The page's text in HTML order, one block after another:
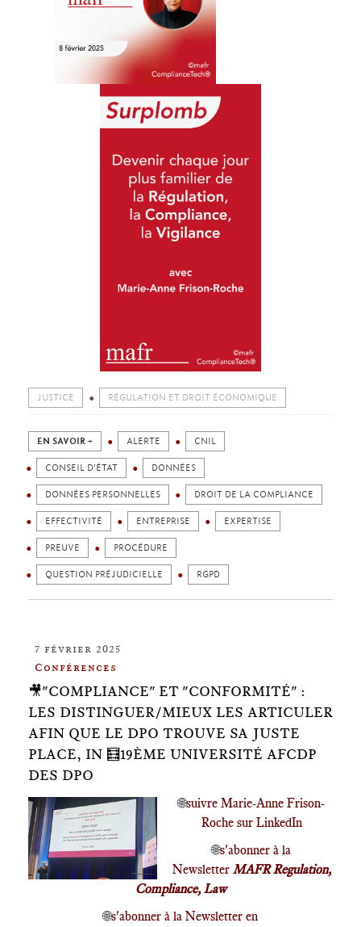
JUSTICE RÉGULATION ET DROIT ÉCONOMIQUE
EN SAVOIR + ALERTE CNIL
CONSEIL D'ÉTAT DONNÉES
DONNÉES PERSONNELLES DROIT DE LA COMPLIANCE
EFFECTIVITÉ ENTREPRISE EXPERTISE
PREUVE PROCÉDURE
QUESTION PRÉJUDICIELLE RGPD
7 février 2025
Conférences
🎥"COMPLIANCE" ET "CONFORMITÉ" :
LES DISTINGUER/MIEUX LES ARTICULER
AFIN QUE LE DPO TROUVE SA JUSTE
PLACE, IN 🧮19ÈME UNIVERSITÉ AFCDP
DES DPO
🌐suivre Marie-Anne Frison-
Roche sur LinkedIn
🌐s'abonner à la
Newsletter MAFR Regulation,
Compliance, Law
🌐s'abonner à la Newsletter en